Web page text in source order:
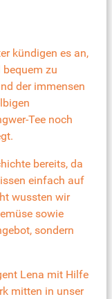
kündigen es an,
bequem zu
der immensen
Tee noch
bereits, da
einfach auf
wussten wir
sowie
sondern
Lena mit Hilfe
mitten in unser